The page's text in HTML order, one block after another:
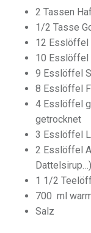
2 Tassen
1/2 Tasse
12 Esslöffel
10 Esslöffel
9 Esslöffel
8 Esslöffel
4 Esslöffel
getrocknet
3 Esslöffel
2 Esslöffel
Dattelsirup…)
1 1/2
700 ml
Salz